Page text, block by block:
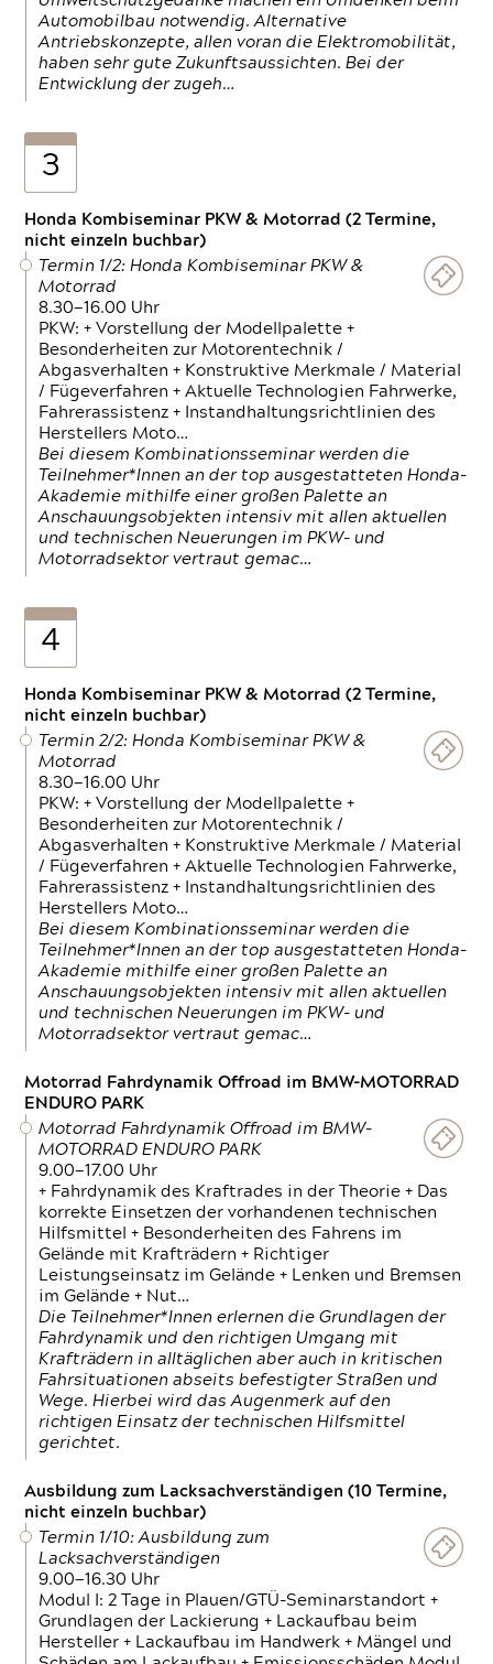
Automobilbau notwendig. Alternative
Antriebskonzepte, allen voran die Elektromobilität,
haben sehr gute Zukunftsaussichten. Bei der
Entwicklung der zugeh…
3
Honda Kombiseminar PKW & Motorrad (2 Termine,
nicht einzeln buchbar)
Termin 1/2: Honda Kombiseminar PKW &
Motorrad
8.30—16.00 Uhr
PKW: + Vorstellung der Modellpalette +
Besonderheiten zur Motorentechnik /
Abgasverhalten + Konstruktive Merkmale / Material
/ Fügeverfahren + Aktuelle Technologien Fahrwerke,
Fahrerassistenz + Instandhaltungsrichtlinien des
Herstellers Moto…
Bei diesem Kombinationsseminar werden die
Teilnehmer*Innen an der top ausgestatteten Honda-
Akademie mithilfe einer großen Palette an
Anschauungsobjekten intensiv mit allen aktuellen
und technischen Neuerungen im PKW- und
Motorradsektor vertraut gemac…
4
Honda Kombiseminar PKW & Motorrad (2 Termine,
nicht einzeln buchbar)
Termin 2/2: Honda Kombiseminar PKW &
Motorrad
8.30—16.00 Uhr
PKW: + Vorstellung der Modellpalette +
Besonderheiten zur Motorentechnik /
Abgasverhalten + Konstruktive Merkmale / Material
/ Fügeverfahren + Aktuelle Technologien Fahrwerke,
Fahrerassistenz + Instandhaltungsrichtlinien des
Herstellers Moto…
Bei diesem Kombinationsseminar werden die
Teilnehmer*Innen an der top ausgestatteten Honda-
Akademie mithilfe einer großen Palette an
Anschauungsobjekten intensiv mit allen aktuellen
und technischen Neuerungen im PKW- und
Motorradsektor vertraut gemac…
Motorrad Fahrdynamik Offroad im BMW-MOTORRAD
ENDURO PARK
Motorrad Fahrdynamik Offroad im BMW-
MOTORRAD ENDURO PARK
9.00—17.00 Uhr
+ Fahrdynamik des Kraftrades in der Theorie + Das
korrekte Einsetzen der vorhandenen technischen
Hilfsmittel + Besonderheiten des Fahrens im
Gelände mit Krafträdern + Richtiger
Leistungseinsatz im Gelände + Lenken und Bremsen
im Gelände + Nut…
Die Teilnehmer*Innen erlernen die Grundlagen der
Fahrdynamik und den richtigen Umgang mit
Krafträdern in alltäglichen aber auch in kritischen
Fahrsituationen abseits befestigter Straßen und
Wege. Hierbei wird das Augenmerk auf den
richtigen Einsatz der technischen Hilfsmittel
gerichtet.
Ausbildung zum Lacksachverständigen (10 Termine,
nicht einzeln buchbar)
Termin 1/10: Ausbildung zum
Lacksachverständigen
9.00—16.30 Uhr
Modul I: 2 Tage in Plauen/GTÜ-Seminarstandort +
Grundlagen der Lackierung + Lackaufbau beim
Hersteller + Lackaufbau im Handwerk + Mängel und